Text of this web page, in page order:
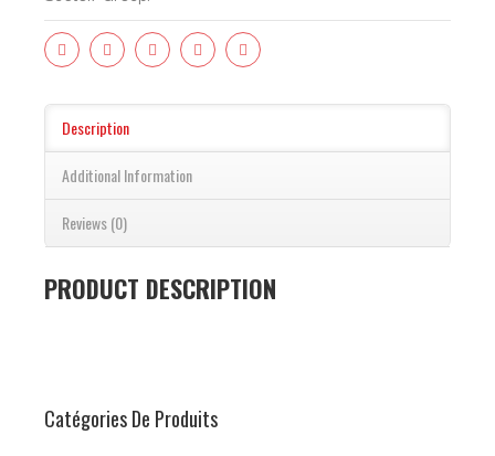
Description
Additional Information
Reviews (0)
PRODUCT DESCRIPTION
Catégories De Produits